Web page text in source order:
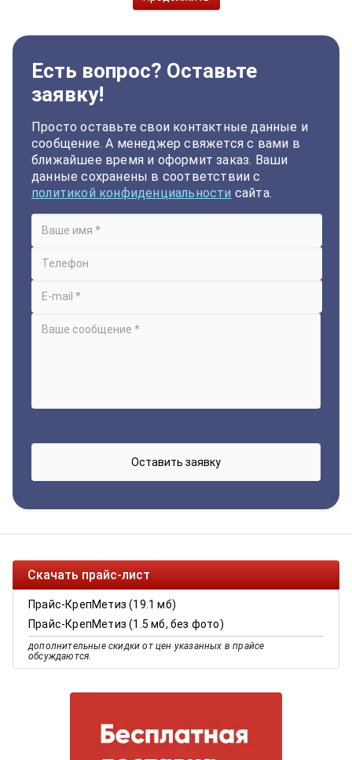
Есть вопрос? Оставьте
заявку!
Просто оставьте свои контактные данные и
сообщение. А менеджер свяжется с вами в
ближайшее время и оформит заказ. Ваши
данные сохранены в соответствии с
политикой конфиденциальности сайта.
Скачать прайс-лист
Прайс-КрепМетиз (19.1 мб)
Прайс-КрепМетиз (1.5 мб, без фото)
дополнительные скидки от цен указанных в прайсе
обсуждаются.